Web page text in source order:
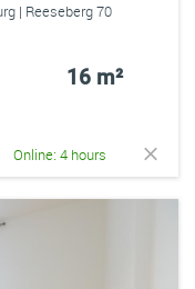
| Reeseberg 70
16 m²
Online: 4 hours